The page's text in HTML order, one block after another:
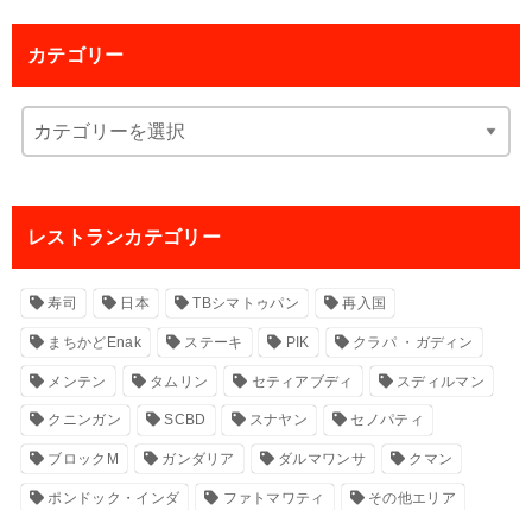
カテゴリー
レストランカテゴリー
寿司 日本 TBシマトゥパン 再入国
まちかどEnak ステーキ PIK クラパ ・ガディン
メンテン タムリン セティアブディ スディルマン
クニンガン SCBD スナヤン セノパティ
ブロックM ガンダリア ダルマワンサ クマン
ポンドック・インダ ファトマワティ その他エリア